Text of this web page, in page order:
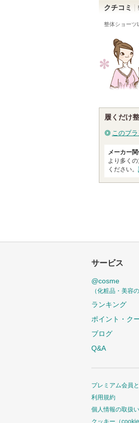
クチコミ
整体ショーツ
履くだけ
このブ
メーカー
より多く
ください。
サービス
@cosme
（化粧品・美容
ランキング
ポイント・ク
ブログ
Q&A
プレミアム会員
利用規約
個人情報の取扱
クッキー（